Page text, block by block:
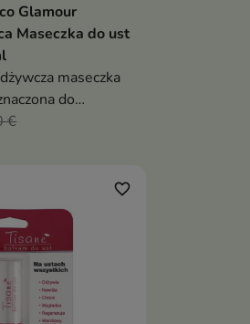
Dodaj do koszyka
Glamour
Maseczka do ust
maseczka
do
noc
€
favorite_border